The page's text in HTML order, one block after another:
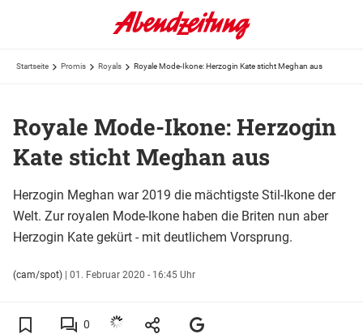
Startseite Promis Royals Royale Mode-Ikone: Herzogin Kate sticht Meghan aus
Royale Mode-Ikone: Herzogin
Kate sticht Meghan aus
Herzogin Meghan war 2019 die mächtigste Stil-Ikone der
Welt. Zur royalen Mode-Ikone haben die Briten nun aber
Herzogin Kate gekürt - mit deutlichem Vorsprung.
(cam/spot) | 01. Februar 2020 - 16:45 Uhr
0